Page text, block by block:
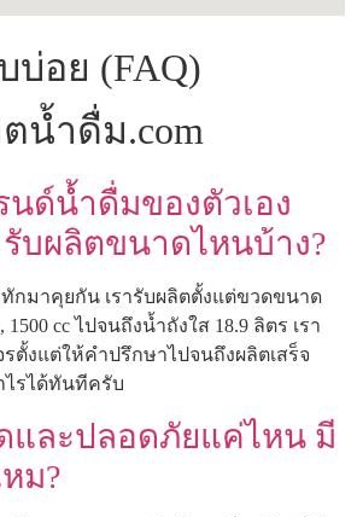
อย (FAQ)
น้ำดื่ม.com
ด์น้ำดื่มของตัวเอง
รับผลิตขนาดไหนบ้าง?
ทักมาคุยกัน เรารับผลิตตั้งแต่ขวดขนาด
1500 cc ไปจนถึงน้ำถังใส 18.9 ลิตร เรา
ตั้งแต่ให้คำปรึกษาไปจนถึงผลิตเสร็จ
รได้ทันทีครับ
และปลอดภัยแค่ไหน มี
ม?